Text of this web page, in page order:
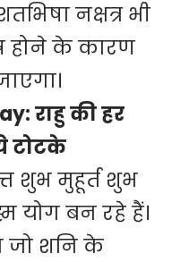
नक्षत्र भी
होने के कारण
राहु की हर
टोटके
शुभ मुहूर्त शुभ
योग बन रहे हैं।
जो शनि के